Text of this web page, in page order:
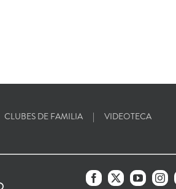
CLUBES DE FAMILIA VIDEOTECA